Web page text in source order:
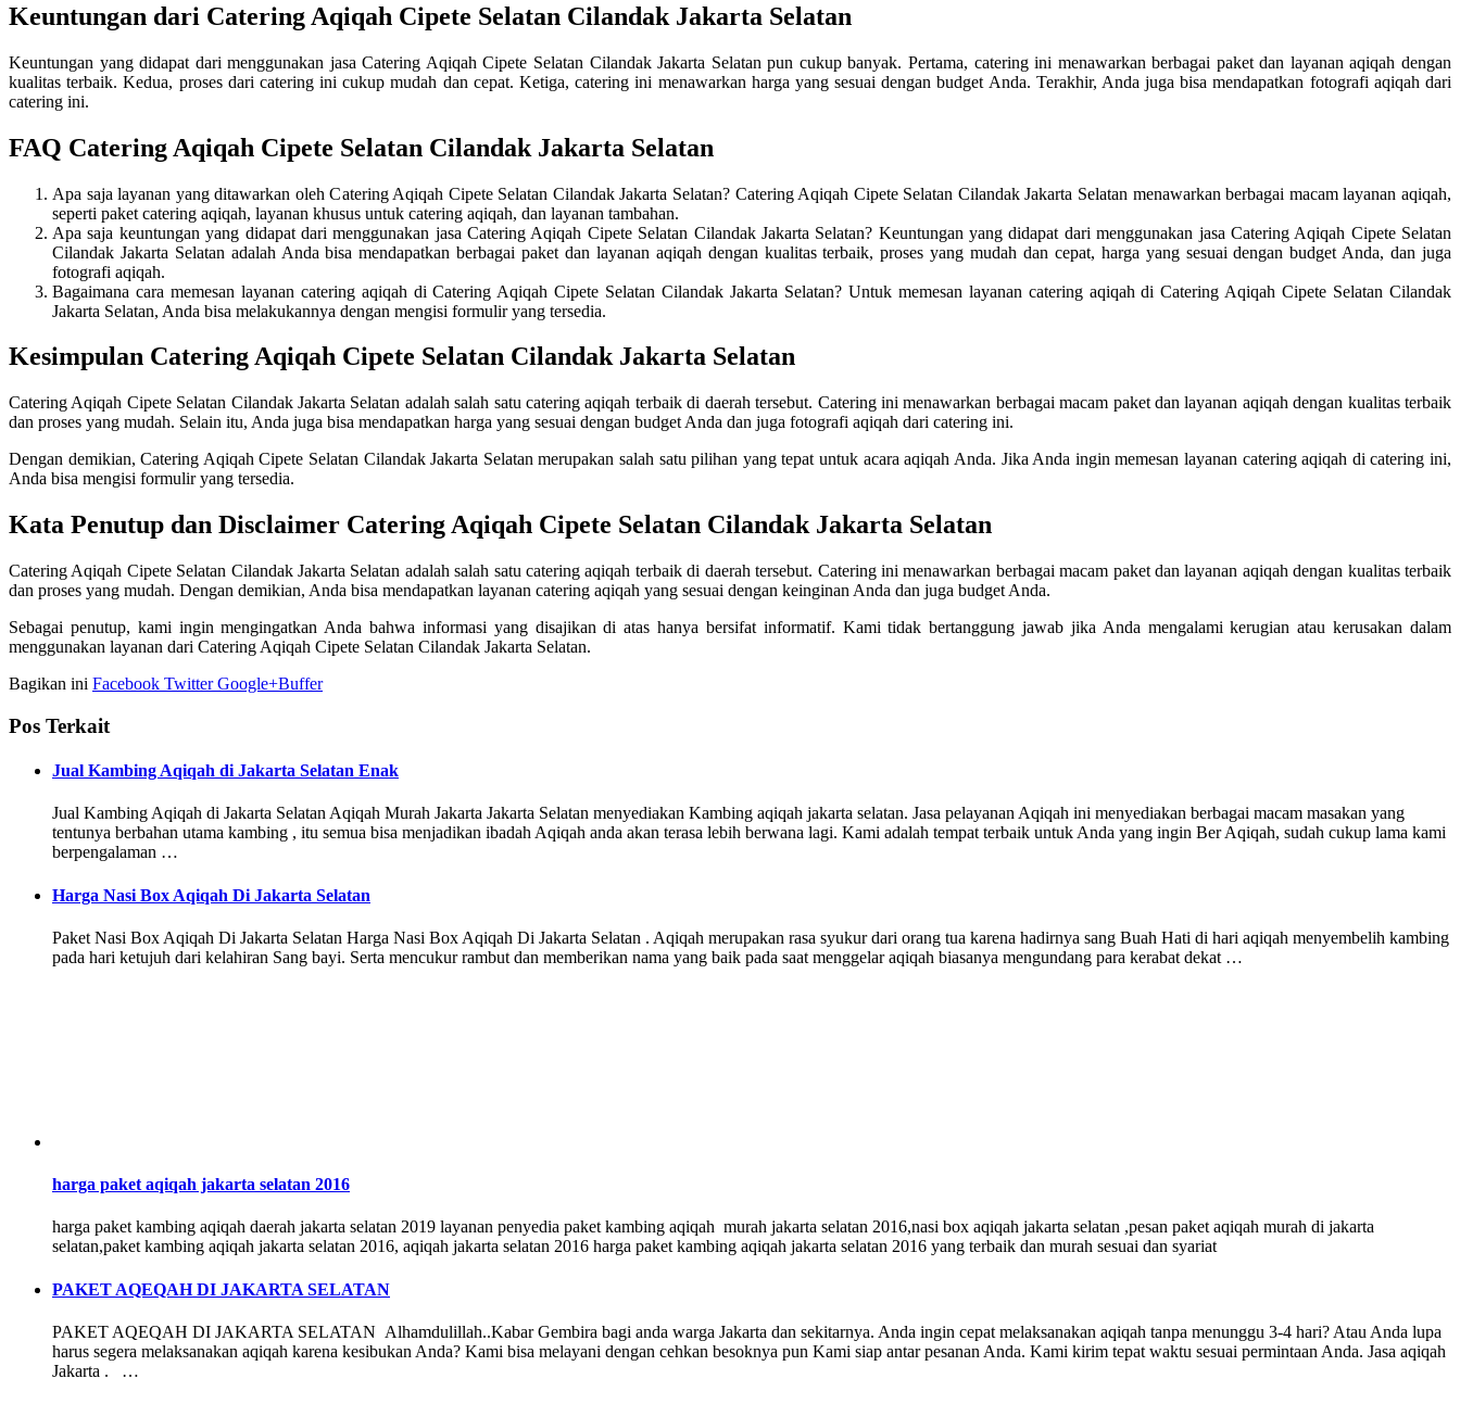
Keuntungan dari Catering Aqiqah Cipete Selatan Cilandak Jakarta Selatan
Keuntungan yang didapat dari menggunakan jasa Catering Aqiqah Cipete Selatan Cilandak Jakarta Selatan pun cukup banyak. Pertama, catering ini menawarkan berbagai paket dan layanan aqiqah dengan
kualitas terbaik. Kedua, proses dari catering ini cukup mudah dan cepat. Ketiga, catering ini menawarkan harga yang sesuai dengan budget Anda. Terakhir, Anda juga bisa mendapatkan fotografi aqiqah dari
catering ini.
FAQ Catering Aqiqah Cipete Selatan Cilandak Jakarta Selatan
Apa saja layanan yang ditawarkan oleh Catering Aqiqah Cipete Selatan Cilandak Jakarta Selatan? Catering Aqiqah Cipete Selatan Cilandak Jakarta Selatan menawarkan berbagai macam layanan aqiqah,
seperti paket catering aqiqah, layanan khusus untuk catering aqiqah, dan layanan tambahan.
Apa saja keuntungan yang didapat dari menggunakan jasa Catering Aqiqah Cipete Selatan Cilandak Jakarta Selatan? Keuntungan yang didapat dari menggunakan jasa Catering Aqiqah Cipete Selatan
Cilandak Jakarta Selatan adalah Anda bisa mendapatkan berbagai paket dan layanan aqiqah dengan kualitas terbaik, proses yang mudah dan cepat, harga yang sesuai dengan budget Anda, dan juga
fotografi aqiqah.
Bagaimana cara memesan layanan catering aqiqah di Catering Aqiqah Cipete Selatan Cilandak Jakarta Selatan? Untuk memesan layanan catering aqiqah di Catering Aqiqah Cipete Selatan Cilandak
Jakarta Selatan, Anda bisa melakukannya dengan mengisi formulir yang tersedia.
Kesimpulan Catering Aqiqah Cipete Selatan Cilandak Jakarta Selatan
Catering Aqiqah Cipete Selatan Cilandak Jakarta Selatan adalah salah satu catering aqiqah terbaik di daerah tersebut. Catering ini menawarkan berbagai macam paket dan layanan aqiqah dengan kualitas terbaik
dan proses yang mudah. Selain itu, Anda juga bisa mendapatkan harga yang sesuai dengan budget Anda dan juga fotografi aqiqah dari catering ini.
Dengan demikian, Catering Aqiqah Cipete Selatan Cilandak Jakarta Selatan merupakan salah satu pilihan yang tepat untuk acara aqiqah Anda. Jika Anda ingin memesan layanan catering aqiqah di catering ini,
Anda bisa mengisi formulir yang tersedia.
Kata Penutup dan Disclaimer Catering Aqiqah Cipete Selatan Cilandak Jakarta Selatan
Catering Aqiqah Cipete Selatan Cilandak Jakarta Selatan adalah salah satu catering aqiqah terbaik di daerah tersebut. Catering ini menawarkan berbagai macam paket dan layanan aqiqah dengan kualitas terbaik
dan proses yang mudah. Dengan demikian, Anda bisa mendapatkan layanan catering aqiqah yang sesuai dengan keinginan Anda dan juga budget Anda.
Sebagai penutup, kami ingin mengingatkan Anda bahwa informasi yang disajikan di atas hanya bersifat informatif. Kami tidak bertanggung jawab jika Anda mengalami kerugian atau kerusakan dalam
menggunakan layanan dari Catering Aqiqah Cipete Selatan Cilandak Jakarta Selatan.
Bagikan ini Facebook TwitterGoogle+Buffer
Pos Terkait
Jual Kambing Aqiqah di Jakarta Selatan Enak
Jual Kambing Aqiqah di Jakarta Selatan Aqiqah Murah Jakarta Jakarta Selatan menyediakan Kambing aqiqah jakarta selatan. Jasa pelayanan Aqiqah ini menyediakan berbagai macam masakan yang
tentunya berbahan utama kambing , itu semua bisa menjadikan ibadah Aqiqah anda akan terasa lebih berwana lagi. Kami adalah tempat terbaik untuk Anda yang ingin Ber Aqiqah, sudah cukup lama kami
berpengalaman …
Harga Nasi Box Aqiqah Di Jakarta Selatan
Paket Nasi Box Aqiqah Di Jakarta Selatan Harga Nasi Box Aqiqah Di Jakarta Selatan . Aqiqah merupakan rasa syukur dari orang tua karena hadirnya sang Buah Hati di hari aqiqah menyembelih kambing
pada hari ketujuh dari kelahiran Sang bayi. Serta mencukur rambut dan memberikan nama yang baik pada saat menggelar aqiqah biasanya mengundang para kerabat dekat …
harga paket aqiqah jakarta selatan 2016
harga paket kambing aqiqah daerah jakarta selatan 2019 layanan penyedia paket kambing aqiqah murah jakarta selatan 2016,nasi box aqiqah jakarta selatan ,pesan paket aqiqah murah di jakarta
selatan,paket kambing aqiqah jakarta selatan 2016, aqiqah jakarta selatan 2016 harga paket kambing aqiqah jakarta selatan 2016 yang terbaik dan murah sesuai dan syariat
PAKET AQEQAH DI JAKARTA SELATAN
PAKET AQEQAH DI JAKARTA SELATAN Alhamdulillah..Kabar Gembira bagi anda warga Jakarta dan sekitarnya. Anda ingin cepat melaksanakan aqiqah tanpa menunggu 3-4 hari? Atau Anda lupa
harus segera melaksanakan aqiqah karena kesibukan Anda? Kami bisa melayani dengan cehkan besoknya pun Kami siap antar pesanan Anda. Kami kirim tepat waktu sesuai permintaan Anda. Jasa aqiqah
Jakarta . …